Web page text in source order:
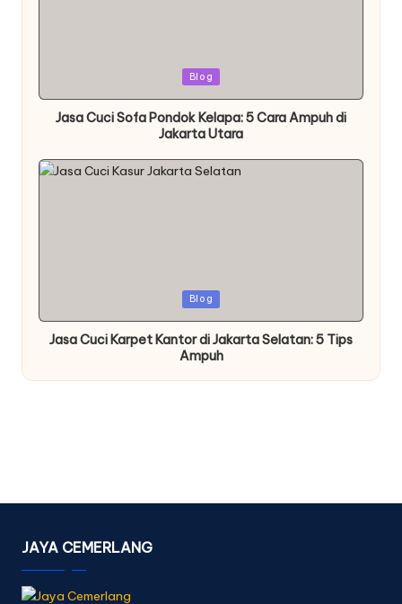
Blog
Jasa Cuci Sofa Pondok Kelapa: 5 Cara Ampuh di
Jakarta Utara
Blog
Jasa Cuci Karpet Kantor di Jakarta Selatan: 5 Tips
Ampuh
JAYA CEMERLANG